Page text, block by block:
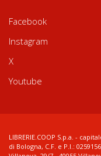
Facebook
Instagram
X
Youtube
LIBRERIE.COOP S.p.a. -
di Bologna, C.F. e P.I.: